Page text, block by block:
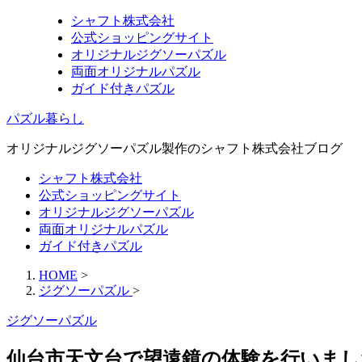
シャフト株式会社
公式ショッピングサイト
オリジナルジグソーパズル
両面オリジナルパズル
ガイド付きパズル
パズル暮らし
オリジナルジグソーパズル製作のシャフト株式会社ブログ
シャフト株式会社
公式ショッピングサイト
オリジナルジグソーパズル
両面オリジナルパズル
ガイド付きパズル
HOME >
ジグソーパズル >
ジグソーパズル